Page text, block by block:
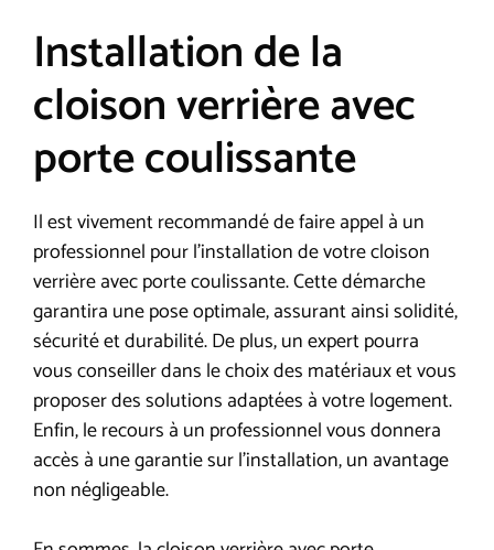
Installation de la
cloison verrière avec
porte coulissante
Il est vivement recommandé de faire appel à un
professionnel pour l’installation de votre cloison
verrière avec porte coulissante. Cette démarche
garantira une pose optimale, assurant ainsi solidité,
sécurité et durabilité. De plus, un expert pourra
vous conseiller dans le choix des matériaux et vous
proposer des solutions adaptées à votre logement.
Enfin, le recours à un professionnel vous donnera
accès à une garantie sur l’installation, un avantage
non négligeable.